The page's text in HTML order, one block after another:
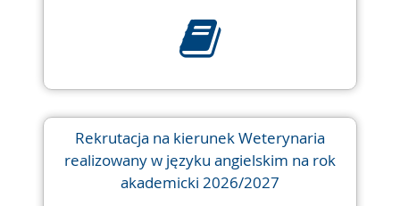
Rekrutacja na kierunek Weterynaria
realizowany w języku angielskim na rok
akademicki 2026/2027